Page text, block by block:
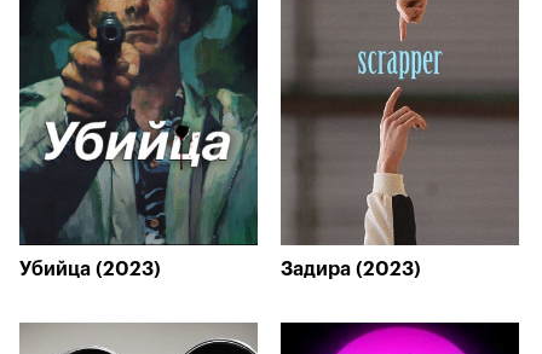
Убийца (2023) Задира (2023)